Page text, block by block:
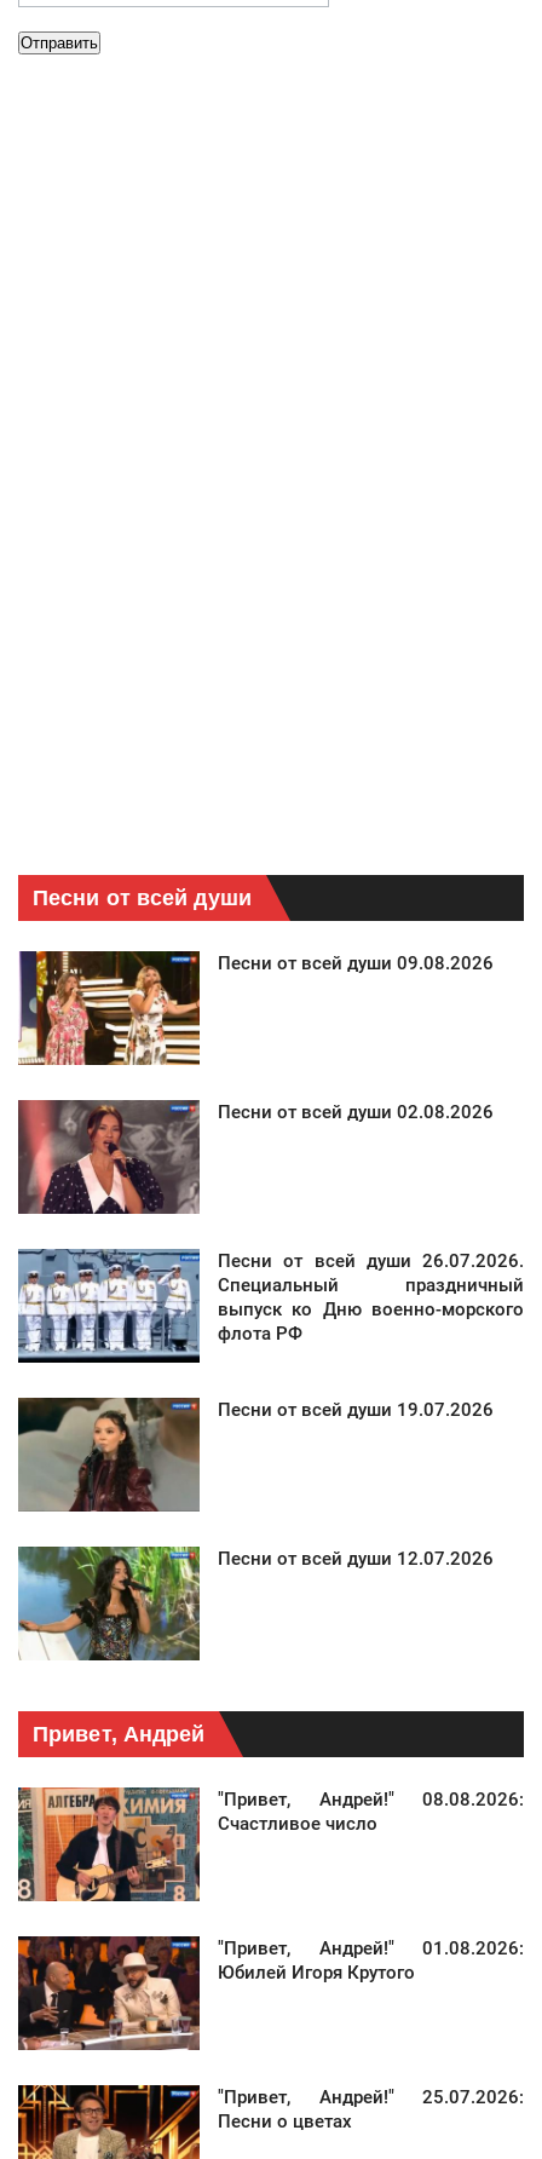
Песни от всей души
Песни от всей души 09.08.2026
Песни от всей души 02.08.2026
Песни от всей души 26.07.2026.
Специальный праздничный
выпуск ко Дню военно-морского
флота РФ
Песни от всей души 19.07.2026
Песни от всей души 12.07.2026
Привет, Андрей
"Привет, Андрей!" 08.08.2026:
Счастливое число
"Привет, Андрей!" 01.08.2026:
Юбилей Игоря Крутого
"Привет, Андрей!" 25.07.2026:
Песни о цветах